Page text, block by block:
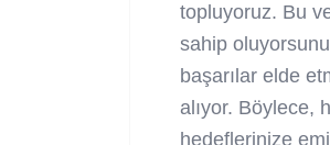
topluyoruz. Bu
sahip
başarılar elde
alıyor. Böylece,
hedeflerinize